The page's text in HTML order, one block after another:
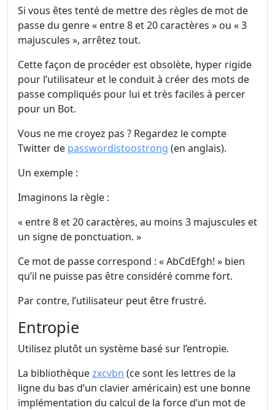
Si vous êtes tenté de mettre des règles de mot de
passe du genre « entre 8 et 20 caractères » ou « 3
majuscules », arrêtez tout.
Cette façon de procéder est obsolète, hyper rigide
pour l’utilisateur et le conduit à créer des mots de
passe compliqués pour lui et très faciles à percer
pour un Bot.
Vous ne me croyez pas ? Regardez le compte
Twitter de passwordistoostrong (en anglais).
Un exemple :
Imaginons la règle :
« entre 8 et 20 caractères, au moins 3 majuscules et
un signe de ponctuation. »
Ce mot de passe correspond : « AbCdEfgh! » bien
qu’il ne puisse pas être considéré comme fort.
Par contre, l’utilisateur peut être frustré.
Entropie
Utilisez plutôt un système basé sur l’entropie.
La bibliothèquezxcvbn (ce sont les lettres de la
ligne du bas d’un clavier américain) est une bonne
implémentation du calcul de la force d’un mot de